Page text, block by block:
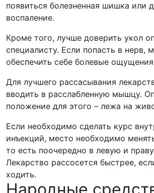
появиться болезненная шишка или
воспаление.
Кроме того, лучше доверить укол
специалисту. Если попасть в нерв,
обеспечить себе болевые
Для лучшего рассасывания
вводить в расслабленную мышцу.
положение для этого – лежа на
Если необходимо сделать курс
инъекций, место необходимо
то есть поочередно в левую и
Лекарство рассосется быстрее,
ходить.